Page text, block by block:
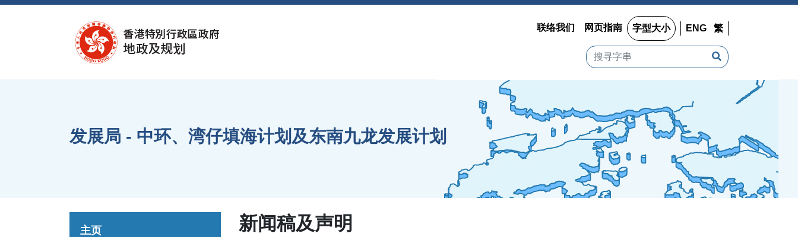
联络我们
网页指南 字型大小 ENG 繁
发展局 - 中环、湾仔填海计划及东南九龙发展计划
主页 新闻稿及声明